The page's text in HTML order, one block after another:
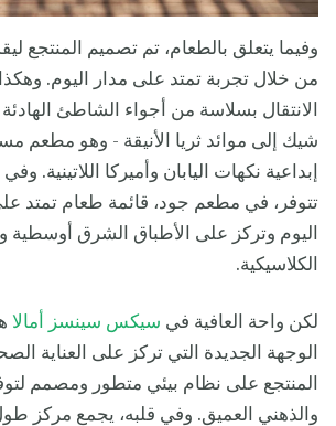
وفيما يتعلق بالطعام، تم تصميم المنتجع
من خلال تجربة تمتد على مدار اليوم.
الانتقال بسلاسة من أجواء الشاطئ
شيك إلى موائد ثريا الأنيقة - وهو مطعم
إبداعية نكهات اليابان وأميركا اللاتينية.
تتوفر، في مطعم جود، قائمة طعام تمتد
اليوم وتركز على الأطباق الشرق أوسطية
الكلاسيكية.
لكن واحة العافية في سيكس سينسز أمالا
الوجهة الجديدة التي تركز على العناية
المنتجع على نظام بيئي متطور ومصمم
والذهني العميق. وفي قلبه، يجمع مركز